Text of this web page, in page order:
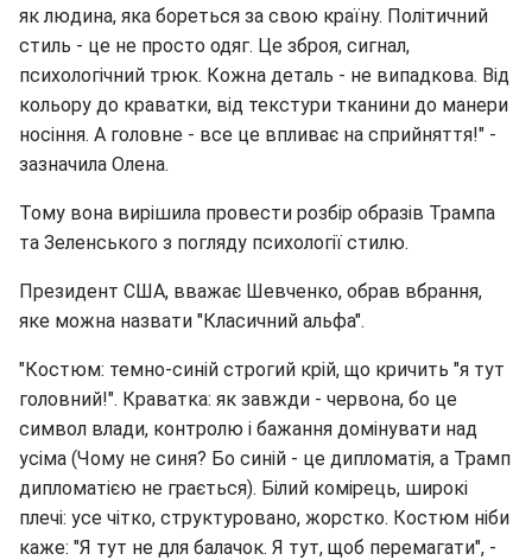
як людина, яка бореться за свою країну. Політичний
стиль - це не просто одяг. Це зброя, сигнал,
психологічний трюк. Кожна деталь - не випадкова. Від
кольору до краватки, від текстури тканини до манери
носіння. А головне - все це впливає на сприйняття!" -
зазначила Олена.
Тому вона вирішила провести розбір образів Трампа
та Зеленського з погляду психології стилю.
Президент США, вважає Шевченко, обрав вбрання,
яке можна назвати "Класичний альфа".
"Костюм: темно-синій строгий крій, що кричить "я тут
головний!". Краватка: як завжди - червона, бо це
символ влади, контролю і бажання домінувати над
усіма (Чому не синя? Бо синій - це дипломатія, а Трамп
дипломатією не грається). Білий комірець, широкі
плечі: усе чітко, структуровано, жорстко. Костюм ніби
каже: "Я тут не для балачок. Я тут, щоб перемагати", -